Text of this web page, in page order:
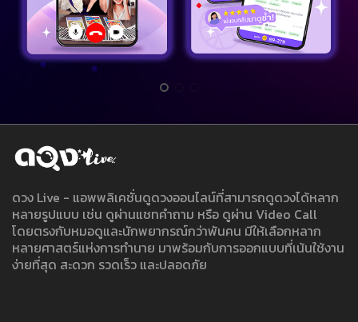
ดวง Live - แอพพลิเคชั่นดูดวงออนไลน์ที่สามารถดูดวงได้หลาก
หลายรูปแบบ เช่น ดูผ่านแชทคำถาม หรือ ดูผ่าน Video Call
โดยตรงกับหมอดูและนักพยากรณ์กว่าพันคน มีให้เลือกหลาก
หลายศาสตร์แห่งการทำนาย มาพร้อมกับการออกแบบที่เน้นใช้งาน
ง่ายที่สุด สะดวก รวดเร็ว และปลอดภัย